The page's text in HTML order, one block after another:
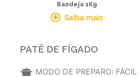
Bandeja 1Kg
PATÊ DE FÍGADO
MODO DE PREPARO: FÁCIL